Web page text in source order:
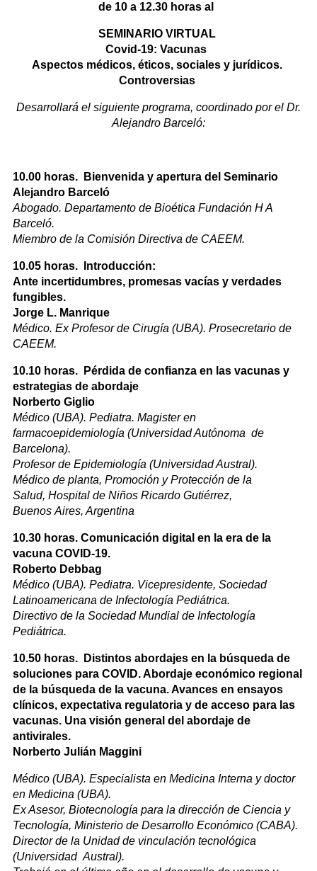
de 10 a 12.30 horas al
SEMINARIO VIRTUAL
Covid-19: Vacunas
Aspectos médicos, éticos, sociales y jurídicos.
Controversias
Desarrollará el siguiente programa, coordinado por el Dr.
Alejandro Barceló:
10.00 horas. Bienvenida y apertura del Seminario
Alejandro Barceló
Abogado. Departamento de Bioética Fundación H A
Barceló.
Miembro de la Comisión Directiva de CAEEM.
10.05 horas. Introducción:
Ante incertidumbres, promesas vacías y verdades
fungibles.
Jorge L. Manrique
Médico. Ex Profesor de Cirugía (UBA). Prosecretario de
CAEEM.
10.10 horas.
Pérdida de confianza en las vacunas y
estrategias de abordaje
Norberto Giglio
Médico (UBA). Pediatra. Magister en
farmacoepidemiología (Universidad Autónoma de
Barcelona).
Profesor de Epidemiología (Universidad Austral).
Médico de planta, Promoción y Protección de la
Salud, Hospital de Niños Ricardo Gutiérrez,
Buenos Aires, Argentina
10.30 horas. Comunicación digital en la era de la
vacuna COVID-19.
Roberto Debbag
Médico (UBA). Pediatra. Vicepresidente, Sociedad
Latinoamericana de Infectología Pediátrica.
Directivo de la Sociedad Mundial de Infectología
Pediátrica.
10.50 horas. Distintos abordajes en la búsqueda de
soluciones para COVID. Abordaje económico regional
de la búsqueda de la vacuna. Avances en ensayos
clínicos, expectativa regulatoria y de acceso para las
vacunas. Una visión general del abordaje de
antivirales.
Norberto Julián Maggini
Médico (UBA). Especialista en Medicina Interna y doctor
en Medicina (UBA).
Ex Asesor, Biotecnología para la dirección de Ciencia y
Tecnología, Ministerio de Desarrollo Económico (CABA).
Director de la Unidad de vinculación tecnológica
(Universidad Austral).